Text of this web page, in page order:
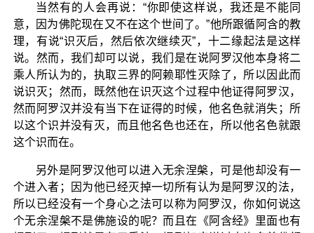
当然有的人会再说：“你即使这样说，我还是不能同
意，因为佛陀现在又不在这个世间了。”他所跟循阿含的教
理，有说“识灭后，然后依次继续灭”，十二缘起法是这样
说。然而，我们却可以说，我们是在说阿罗汉他本身将二
乘人所认为的，执取三界的阿赖耶性灭除了，所以因此而
说识灭；然而，既然他在识灭这个过程中他证得阿罗汉，
然而阿罗汉并没有当下在证得的时候，他名色就消失；所
以这个识并没有灭，而且他名色也还在，所以他名色就跟
这个识而在。
另外是阿罗汉他可以进入无余涅槃，可是他却没有一
个进入者；因为他已经灭掉一切所有认为是阿罗汉的法，
所以已经没有一个身心之法可以称为阿罗汉，你如何说这
个无余涅槃不是佛施设的呢？而且在《阿含经》里面也有